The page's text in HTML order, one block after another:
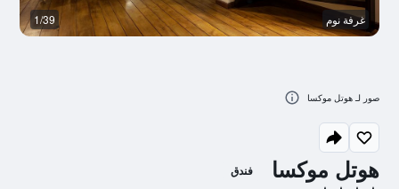
هوتل موكسا فندق
غرفة نوم 1/39
صور لـ هوتل موكسا